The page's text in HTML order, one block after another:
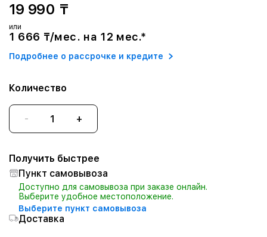
19 990 ₸
или
1 666 ₸/мес. на 12 мес.*
Подробнее о рассрочке и кредите
Количество
- +
Получить быстрее
Пункт самовывоза
Доступно для самовывоза при заказе онлайн.
Выберите удобное местоположение.
Выберите пункт самовывоза
Доставка